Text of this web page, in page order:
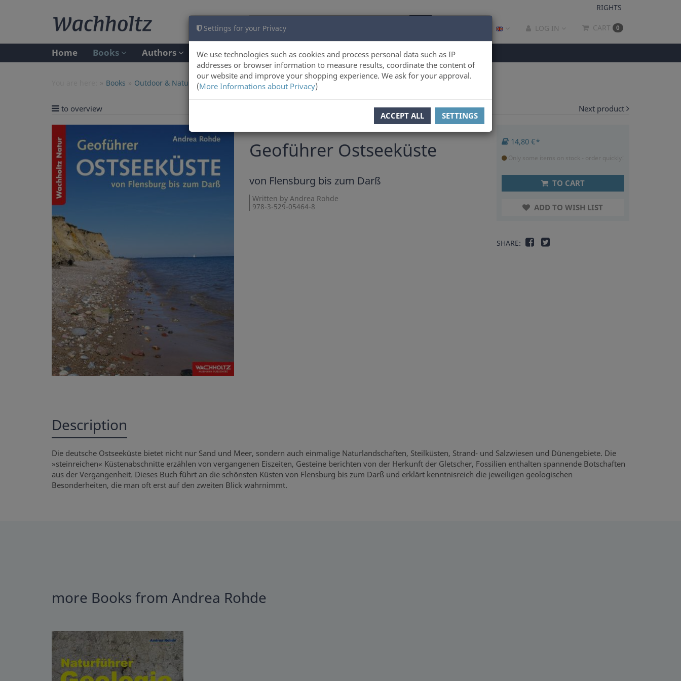
Settings for your Privacy
We use technologies such as cookies and process personal data such as IP
addresses or browser information to measure results, coordinate the content of
our website and improve your shopping experience. We ask for your approval.
(More Informations about Privacy)
ACCEPT ALL SETTINGS
RIGHTS
LOG IN CART 0
Home Books Authors
Books Outdoor & Nature
to overview Product 1 of 6 Next product
Geoführer Ostseeküste
von Flensburg bis zum Darß
Written by Andrea Rohde
978-3-529-05464-8
14,80 €*
Only some items on stock - order quickly!
TO CART
ADD TO WISH LIST
SHARE:
Description
Die deutsche Ostseeküste bietet nicht nur Sand und Meer, sondern auch einmalige Naturlandschaften, Steilküsten, Strand- und Salzwiesen und Dünengebiete. Die
»steinreichen« Küstenabschnitte erzählen von vergangenen Eiszeiten, Gesteine berichten von der Herkunft der Gletscher, Fossilien enthalten spannende Botschaften
aus der Vergangenheit. Dieses Buch führt an die schönsten Küsten von Flensburg bis zum Darß und erklärt kenntnisreich die jeweiligen geologischen
Besonderheiten, die man oft erst auf den zweiten Blick wahrnimmt.
more Books from Andrea Rohde